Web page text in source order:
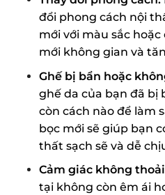
đổi phong cách nội
mới với màu sắc
mới không gian và
Ghế bị bẩn hoặc
ghế da của bạn đã bị
còn cách nào để làm
bọc mới sẽ giúp bạn
thất sạch sẽ và dễ
Cảm giác không
tại không còn êm ái